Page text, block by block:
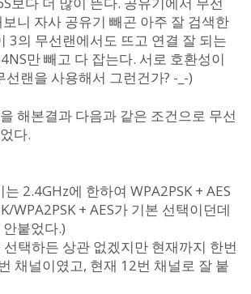
니 자사 공유기 빼곤 아주 잘 검색한
3의 무선랜에서도 뜨고 연결 잘 되는
만 빼고 다 잡는다. 서로 호환성이
선랜을 사용해서 그런건가? -_-)
해본결과 다음과 같은 조건으로 무선
다.
2.4GHz에 한하여 WPA2PSK + AES
WPA2PSK + AES가 기본 선택이던데
붙었다.)
택하든 상관 없겠지만 현재까지 한번
채널이였고, 현재 12번 채널로 잘 붙